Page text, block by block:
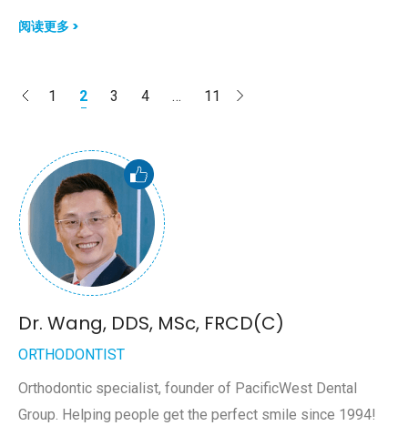
阅读更多 >
1 2 3 4 … 11
Dr. Wang, DDS, MSc, FRCD(C)
ORTHODONTIST
Orthodontic specialist, founder of PacificWest Dental
Group. Helping people get the perfect smile since 1994!